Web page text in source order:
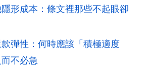
形成本：條文裡那些不起眼卻
彈性：何時應該「積極適度
不必急